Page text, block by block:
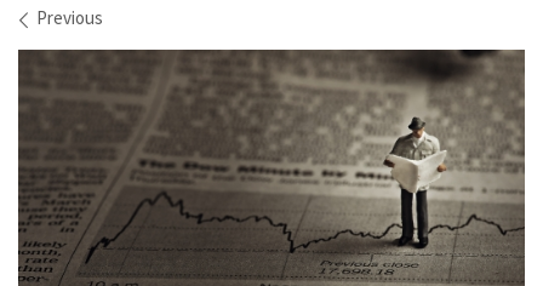
Images navigation
Previous